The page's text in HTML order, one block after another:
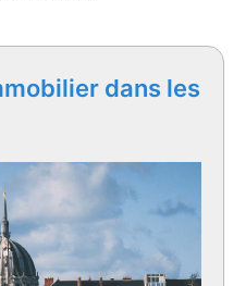
dans les